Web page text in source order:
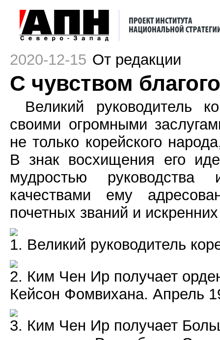
2020-12-15 От редакции
С чувством
Великий руководитель
своими огромными
не только корейского
В знак восхищения его
мудростью руководства
качествами ему
почетных званий и
1. Великий руководитель
2. Ким Чен Ир получает
Кейсон Фомвихана. Апрель
3. Ким Чен Ир получает